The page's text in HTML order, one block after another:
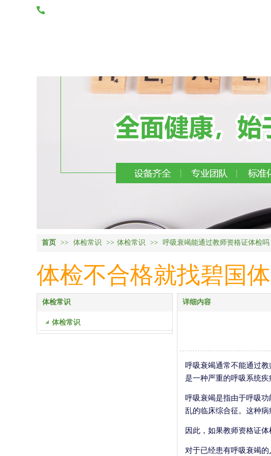
首页 >> 体检常识 >> 体检常识 >> 呼吸衰竭能通过教师资格证体检吗
体检不合格就找碧国体
体检常识
体检常识
详细内容
呼吸衰竭通常不能通过
是一种严重的呼吸系统
呼吸衰竭是指由于呼吸
乱的临床综合征。这种
因此，如果教师资格证
对于已经患有呼吸衰竭